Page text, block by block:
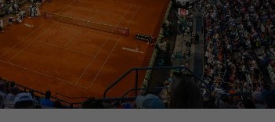
Ihrer vorgenommen
Webseiten-Betreiber dies